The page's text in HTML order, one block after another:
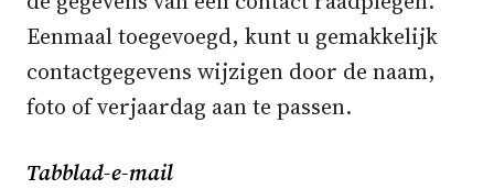
Eenmaal toegevoegd, kunt u gemakkelijk
contactgegevens wijzigen door de naam,
foto of verjaardag aan te passen.
Tabblad-e-mail